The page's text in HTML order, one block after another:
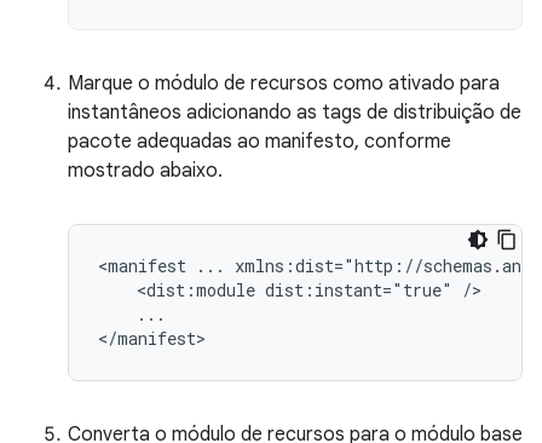
Marque o módulo de recursos como ativado para
instantâneos adicionando as tags de distribuição de
pacote adequadas ao manifesto, conforme
mostrado abaixo.
<manifest ...
<dist:module dist:instant="true"
...
Converta o módulo de recursos para o módulo base